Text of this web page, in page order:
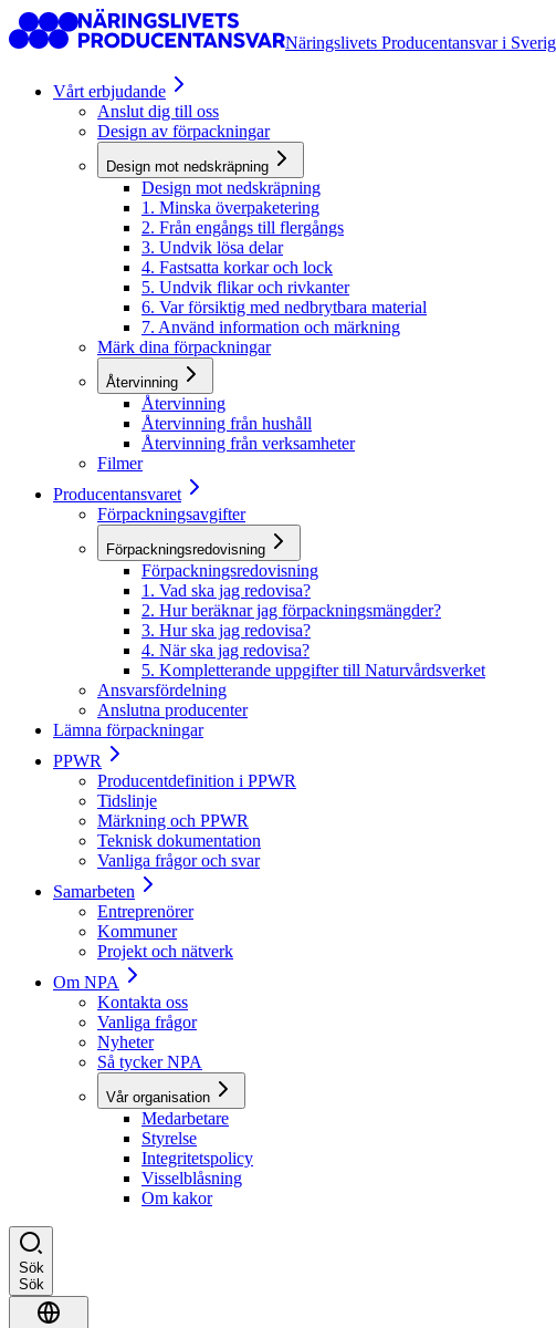
Näringslivets Producentansvar i
Vårt erbjudande
Anslut dig till oss
Design av förpackningar
Design mot nedskräpning
Design mot nedskräpning
1. Minska överpaketering
2. Från engångs till flergångs
3. Undvik lösa delar
4. Fastsatta korkar och lock
5. Undvik flikar och rivkanter
6. Var försiktig med nedbrytbara material
7. Använd information och märkning
Märk dina förpackningar
Återvinning
Återvinning
Återvinning från hushåll
Återvinning från verksamheter
Filmer
Producentansvaret
Förpackningsavgifter
Förpackningsredovisning
Förpackningsredovisning
1. Vad ska jag redovisa?
2. Hur beräknar jag förpackningsmängder?
3. Hur ska jag redovisa?
4. När ska jag redovisa?
5. Kompletterande uppgifter till Naturvårdsverket
Ansvarsfördelning
Anslutna producenter
Lämna förpackningar
PPWR
Producentdefinition i PPWR
Tidslinje
Märkning och PPWR
Teknisk dokumentation
Vanliga frågor och svar
Samarbeten
Entreprenörer
Kommuner
Projekt och nätverk
Om NPA
Kontakta oss
Vanliga frågor
Nyheter
Så tycker NPA
Vår organisation
Medarbetare
Styrelse
Integritetspolicy
Visselblåsning
Om kakor
Sök
Sök